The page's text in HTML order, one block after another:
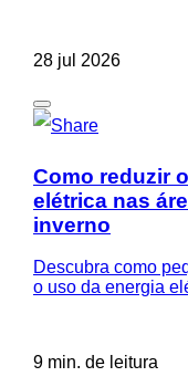
28 jul 2026
Como reduzir
elétrica nas
inverno
Descubra como
o uso da energia
9 min. de leitura